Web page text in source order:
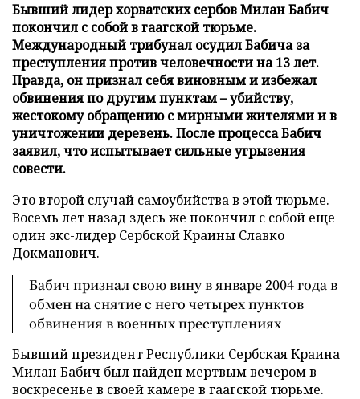
Бывший лидер хорватских сербов Милан Бабич
покончил с собой в гаагской тюрьме.
Международный трибунал осудил Бабича за
преступления против человечности на 13 лет.
Правда, он признал себя виновным и избежал
обвинения по другим пунктам – убийству,
жестокому обращению с мирными жителями и в
уничтожении деревень. После процесса Бабич
заявил, что испытывает сильные угрызения
совести.
Это второй случай самоубийства в этой тюрьме.
Восемь лет назад здесь же покончил с собой еще
один экс-лидер Сербской Краины Славко
Докманович.
Бабич признал свою вину в январе 2004 года в
обмен на снятие с него четырех пунктов
обвинения в военных преступлениях
Бывший президент Республики Сербская Краина
Милан Бабич был найден мертвым вечером в
воскресенье в своей камере в гаагской тюрьме.